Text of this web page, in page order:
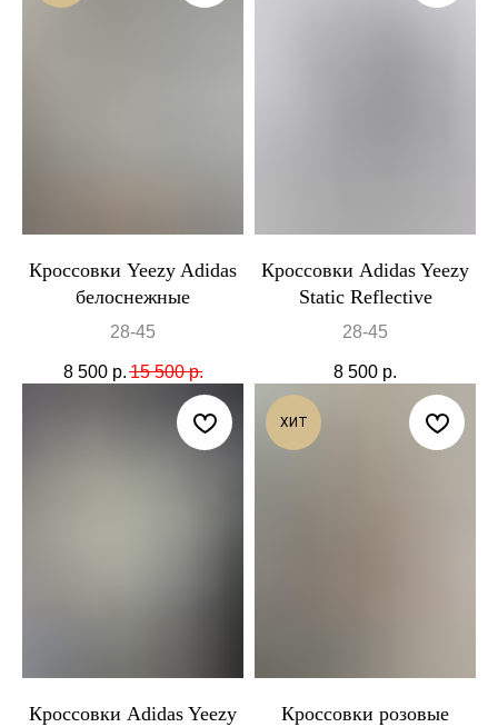
Кроссовки Yeezy Adidas
белоснежные
28-45
8 500 р. 15 500 р.
Кроссовки Adidas Yeezy
Static Reflective
28-45
8 500 р.
Кроссовки Adidas Yeezy
ХИТ
Кроссовки розовые